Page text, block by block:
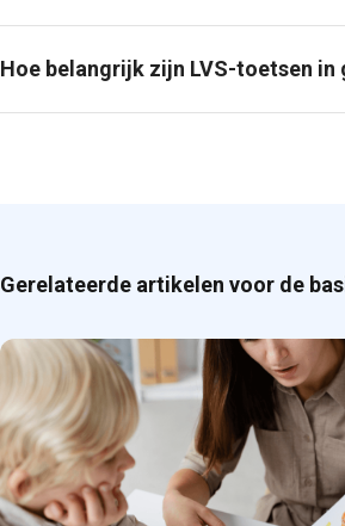
Hoe belangrijk zijn LVS-toetsen in
Gerelateerde artikelen voor de